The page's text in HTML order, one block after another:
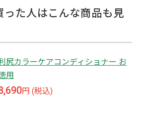
った人はこんな商品も見
尻カラーケアコンディショナー お
用
円 (税込)